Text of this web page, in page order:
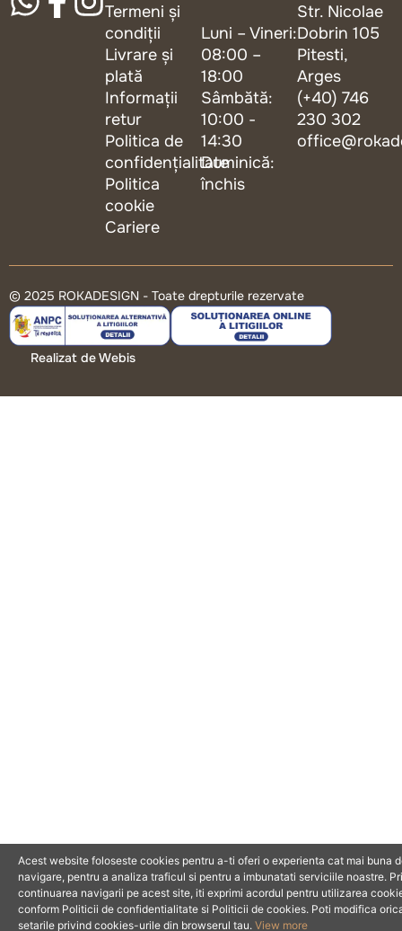
Termeni și
condiții
Livrare și
plată
Informații
retur
Politica de
confidențialitate
Politica
cookie
Cariere
Luni – Vineri:
08:00 –
18:00
Sâmbătă:
10:00 -
14:30
Duminică:
închis
Str. Nicolae
Dobrin 105
Pitesti,
Arges
(+40) 746
230 302
© 2025 ROKADESIGN - Toate drepturile rezervate
Realizat de Webis
Acest website foloseste cookies pentru a-ti oferi o experienta cat mai buna
navigare, pentru a analiza traficul si pentru a imbunatati serviciile noastre.
continuarea navigarii pe acest site, iti exprimi acordul pentru utilizarea
conform Politicii de confidentialitate si Politicii de cookies. Poti modifica
setarile privind cookies-urile din browserul tau. View more